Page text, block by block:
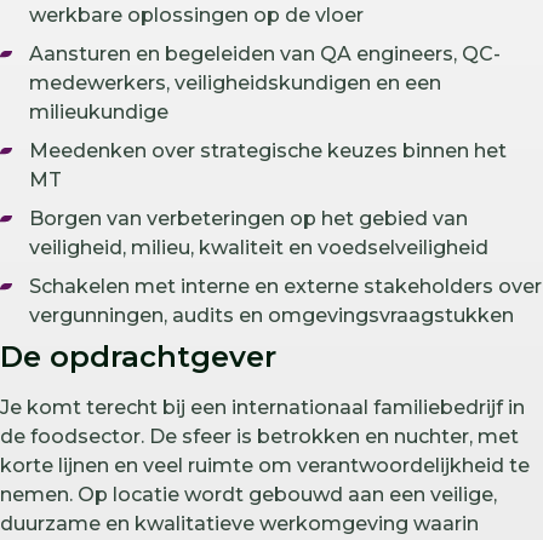
werkbare oplossingen op de vloer
Aansturen en begeleiden van QA engineers, QC-
medewerkers, veiligheidskundigen en een
milieukundige
Meedenken over strategische keuzes binnen het
MT
Borgen van verbeteringen op het gebied van
veiligheid, milieu, kwaliteit en voedselveiligheid
Schakelen met interne en externe stakeholders over
vergunningen, audits en omgevingsvraagstukken
De opdrachtgever
Je komt terecht bij een internationaal familiebedrijf in
de foodsector. De sfeer is betrokken en nuchter, met
korte lijnen en veel ruimte om verantwoordelijkheid te
nemen. Op locatie wordt gebouwd aan een veilige,
duurzame en kwalitatieve werkomgeving waarin